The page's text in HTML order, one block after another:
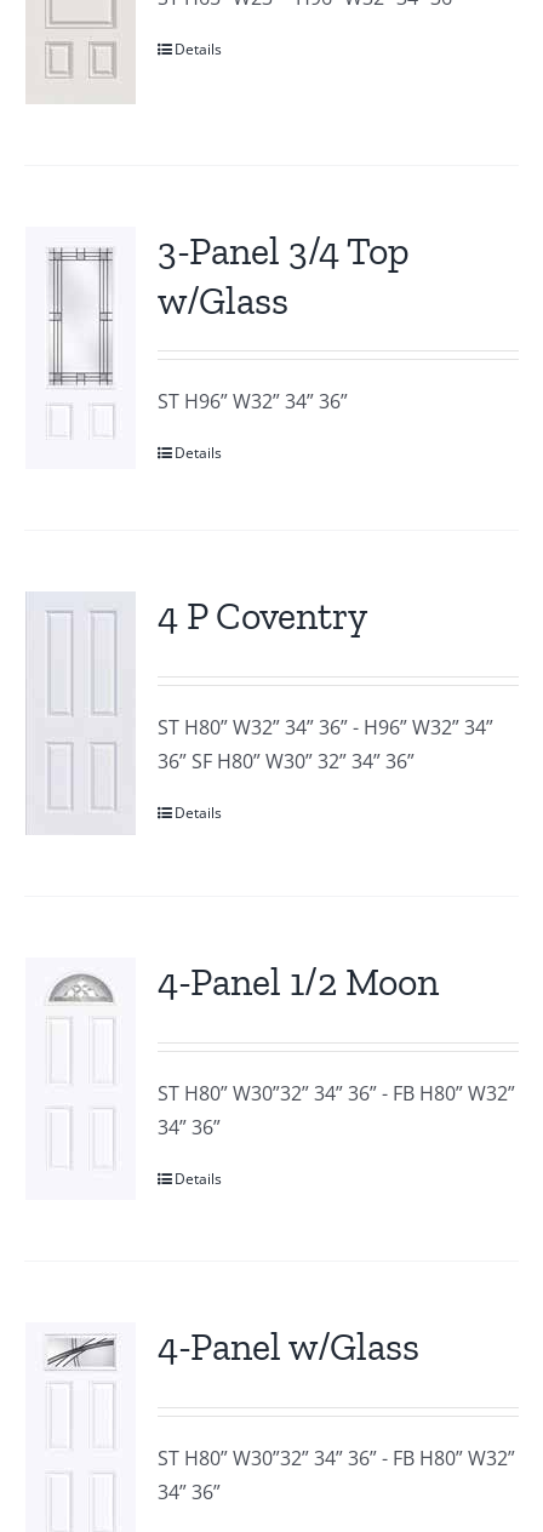
Details
3-Panel 3/4 Top
w/Glass
ST H96” W32” 34” 36”
Details
4 P Coventry
ST H80” W32” 34” 36” - H96” W32” 34”
36” SF H80” W30” 32” 34” 36”
Details
4-Panel 1/2 Moon
ST H80” W30”32” 34” 36” - FB H80” W32”
34” 36”
Details
4-Panel w/Glass
ST H80” W30”32” 34” 36” - FB H80” W32”
34” 36”